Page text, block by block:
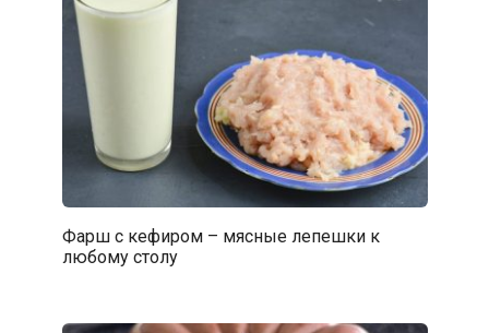
Фарш с кефиром – мясные лепешки к
любому столу